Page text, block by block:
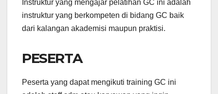
Instruktur yang mengajar pelatihan GC ini adalah
instruktur yang berkompeten di bidang GC baik
dari kalangan akademisi maupun praktisi.
PESERTA
Peserta yang dapat mengikuti training GC ini